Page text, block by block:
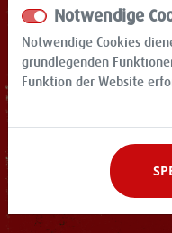
Notwendige
Notwendige Cookies
grundlegenden
Funktion der Website